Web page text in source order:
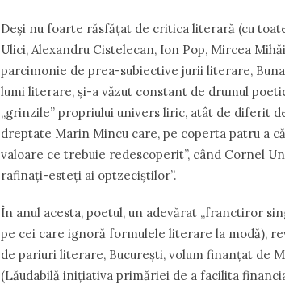
Deși nu foarte răsfățat de critica literară (cu
Ulici, Alexandru Cistelecan, Ion Pop, Mircea
parcimonie de prea-subiective jurii literare,
lumi literare, și-a văzut constant de drumul
„grinzile” propriului univers liric, atât de diferit
dreptate Marin Mincu care, pe coperta patru a
valoare ce trebuie redescoperit”, când Cornel
rafinați-esteți ai optzeciștilor”.
În anul acesta, poetul, un adevărat „franctiror
pe cei care ignoră formulele literare la modă),
de pariuri literare, București, volum finanțat de
(Lăudabilă inițiativa primăriei de a facilita